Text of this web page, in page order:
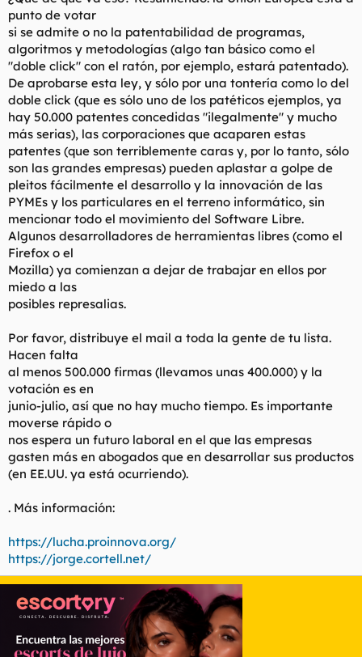
punto de votar
si se admite o no la patentabilidad de programas,
algoritmos y metodologías (algo tan básico como el
"doble click" con el ratón, por ejemplo, estará patentado).
De aprobarse esta ley, y sólo por una tontería como lo del
doble click (que es sólo uno de los patéticos ejemplos, ya
hay 50.000 patentes concedidas "ilegalmente" y mucho
más serias), las corporaciones que acaparen estas
patentes (que son terriblemente caras y, por lo tanto, sólo
son las grandes empresas) pueden aplastar a golpe de
pleitos fácilmente el desarrollo y la innovación de las
PYMEs y los particulares en el terreno informático, sin
mencionar todo el movimiento del Software Libre.
Algunos desarrolladores de herramientas libres (como el
Firefox o el
Mozilla) ya comienzan a dejar de trabajar en ellos por
miedo a las
posibles represalias.
Por favor, distribuye el mail a toda la gente de tu lista.
Hacen falta
al menos 500.000 firmas (llevamos unas 400.000) y la
votación es en
junio-julio, así que no hay mucho tiempo. Es importante
moverse rápido o
nos espera un futuro laboral en el que las empresas
gasten más en abogados que en desarrollar sus productos
(en EE.UU. ya está ocurriendo).
. Más información:
https://lucha.proinnova.org/
https://jorge.cortell.net/